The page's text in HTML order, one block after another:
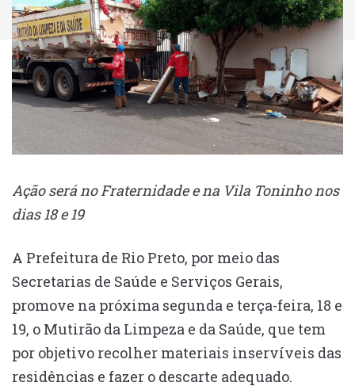
Ação será no Fraternidade e na Vila Toninho nos
dias 18 e 19
A Prefeitura de Rio Preto, por meio das
Secretarias de Saúde e Serviços Gerais,
promove na próxima segunda e terça-feira, 18 e
19, o Mutirão da Limpeza e da Saúde, que tem
por objetivo recolher materiais inservíveis das
residências e fazer o descarte adequado.